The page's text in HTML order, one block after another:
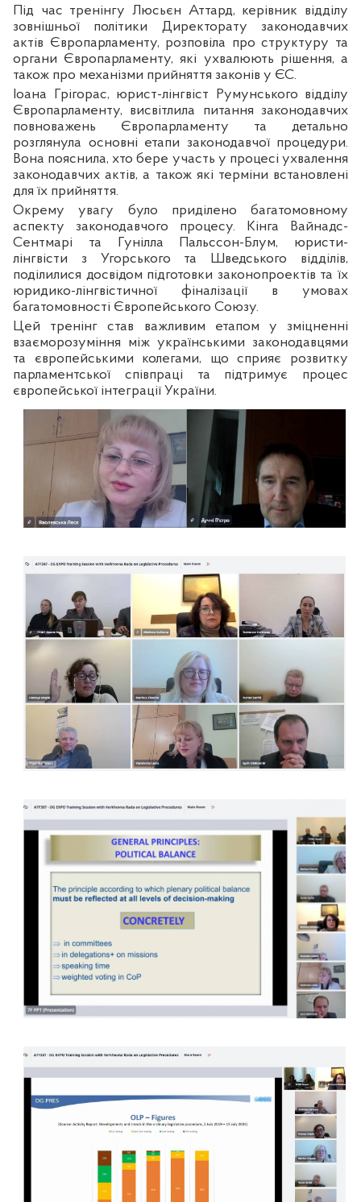
Під час тренінгу Люсьєн Аттард, керівник відділу
зовнішньої політики Директорату законодавчих
актів Європарламенту, розповіла про структуру та
органи Європарламенту, які ухвалюють рішення, а
також про механізми прийняття законів у ЄС.
Іоана Грігорас, юрист-лінгвіст Румунського відділу
Європарламенту, висвітлила питання законодавчих
повноважень Європарламенту та детально
розглянула основні етапи законодавчої процедури.
Вона пояснила, хто бере участь у процесі ухвалення
законодавчих актів, а також які терміни встановлені
для їх прийняття.
Окрему увагу було приділено багатомовному
аспекту законодавчого процесу. Кінга Вайнадс-
Сентмарі та Гунілла Пальссон-Блум, юристи-
лінгвісти з Угорського та Шведського відділів,
поділилися досвідом підготовки законопроектів та їх
юридико-лінгвістичної фіналізації в умовах
багатомовності Європейського Союзу.
Цей тренінг став важливим етапом у зміцненні
взаєморозуміння між українськими законодавцями
та європейськими колегами, що сприяє розвитку
парламентської співпраці та підтримує процес
європейської інтеграції України.